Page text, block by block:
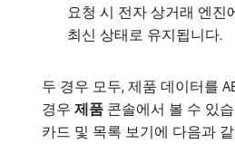
요청 시 전자 상거래 엔진
최신 상태로 유지됩니다.
두 경우 모두, 제품 데이터를
경우 제품 콘솔에서 볼 수 있
카드 및 목록 보기에 다음과